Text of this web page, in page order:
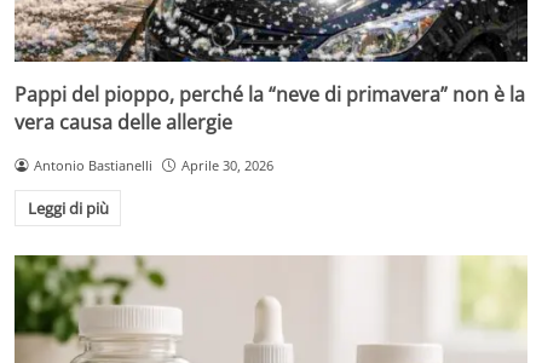
Pappi del pioppo, perché la “neve di primavera” non è la
vera causa delle allergie
Antonio Bastianelli Aprile 30, 2026
Leggi di più